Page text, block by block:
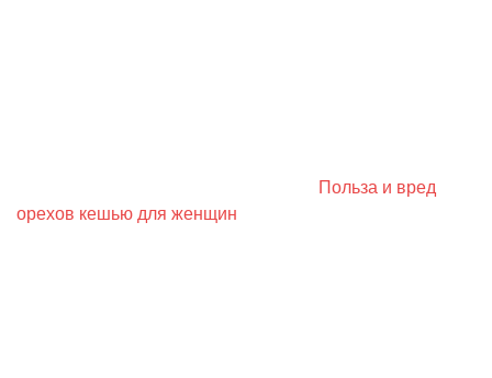
Польза и вред
орехов кешью для женщин